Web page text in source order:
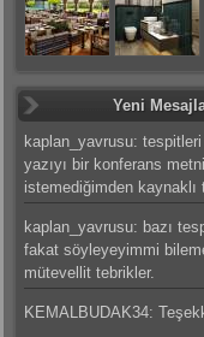
Yeni
kaplan_yavrusu: tespitleri
yazıyı bir konferans
istemediğimden kaynaklı
kaplan_yavrusu: bazı
fakat söyleyeyimmi
mütevellit tebrikler.
KEMALBUDAK34: